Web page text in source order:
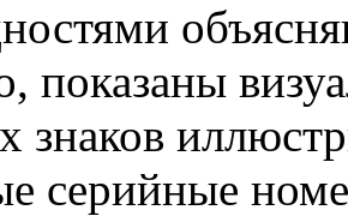
показаны
знаков
серийные